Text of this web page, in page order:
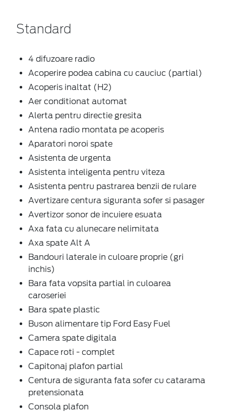
Standard
4 difuzoare radio
Acoperire podea cabina cu cauciuc (partial)
Acoperis inaltat (H2)
Aer conditionat automat
Alerta pentru directie gresita
Antena radio montata pe acoperis
Aparatori noroi spate
Asistenta de urgenta
Asistenta inteligenta pentru viteza
Asistenta pentru pastrarea benzii de rulare
Avertizare centura siguranta sofer si pasager
Avertizor sonor de incuiere esuata
Axa fata cu alunecare nelimitata
Axa spate Alt A
Bandouri laterale in culoare proprie (gri
inchis)
Bara fata vopsita partial in culoarea
caroseriei
Bara spate plastic
Buson alimentare tip Ford Easy Fuel
Camera spate digitala
Capace roti - complet
Capitonaj plafon partial
Centura de siguranta fata sofer cu catarama
pretensionata
Consola plafon